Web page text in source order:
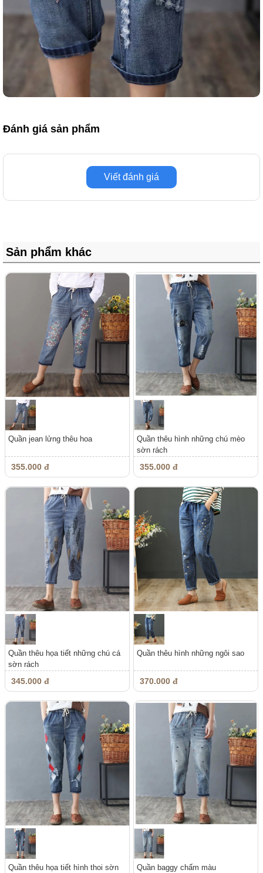
Đánh giá sản phẩm
Viết đánh giá
Sản phẩm khác
Quần jean lửng thêu hoa
355.000 đ
Quần thêu hình những chú mèo
sờn rách
355.000 đ
Quần thêu họa tiết những chú cá
sờn rách
345.000 đ
Quần thêu hình những ngôi sao
370.000 đ
Quần thêu họa tiết hình thoi sờn
Quần baggy chấm màu